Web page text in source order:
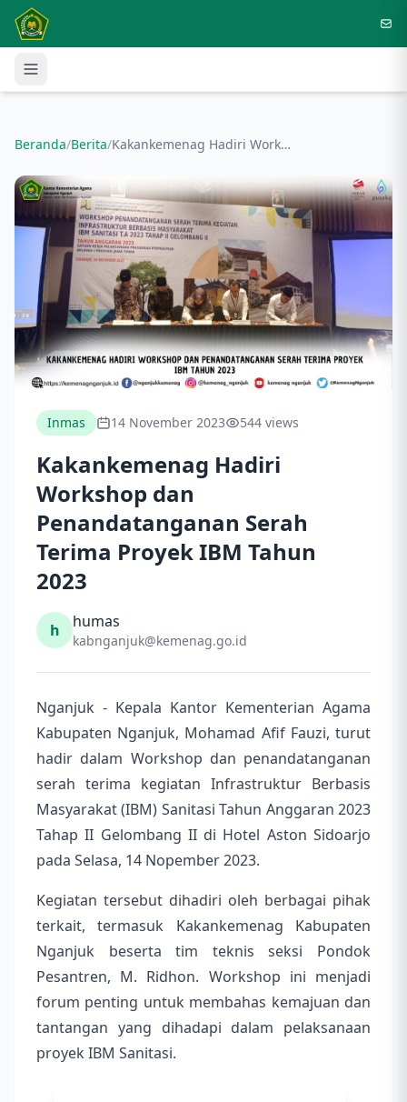
Langsung ke konten utama
Beranda/Berita/ Kakankemenag Hadiri Workshop dan Penandatanganan Serah Terima Proyek IBM Tahun 2023
Inmas 14 November 2023 544 views
Kakankemenag Hadiri
Workshop dan
Penandatanganan Serah
Terima Proyek IBM Tahun
2023
h humas
kabnganjuk@kemenag.go.id
Nganjuk - Kepala Kantor Kementerian Agama
Kabupaten Nganjuk, Mohamad Afif Fauzi, turut
hadir dalam Workshop dan penandatanganan
serah terima kegiatan Infrastruktur Berbasis
Masyarakat (IBM) Sanitasi Tahun Anggaran 2023
Tahap II Gelombang II di Hotel Aston Sidoarjo
pada Selasa, 14 Nopember 2023.
Kegiatan tersebut dihadiri oleh berbagai pihak
terkait, termasuk Kakankemenag Kabupaten
Nganjuk beserta tim teknis seksi Pondok
Pesantren, M. Ridhon. Workshop ini menjadi
forum penting untuk membahas kemajuan dan
tantangan yang dihadapi dalam pelaksanaan
proyek IBM Sanitasi.